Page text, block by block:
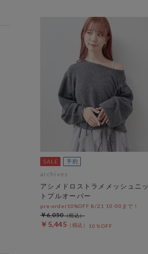
archives
アシメドロストラメメッシュニッ
トプルオーバー
pre-order10%OFF 8/21 10:00まで！
￥5,445 10％OFF
￥6,050